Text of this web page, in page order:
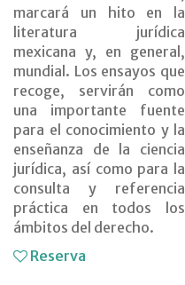
marcará un hito en la
literatura jurídica
mexicana y, en general,
mundial. Los ensayos que
recoge, servirán como
una importante fuente
para el conocimiento y la
enseñanza de la ciencia
jurídica, así como para la
consulta y referencia
práctica en todos los
ámbitos del derecho.
Reserva